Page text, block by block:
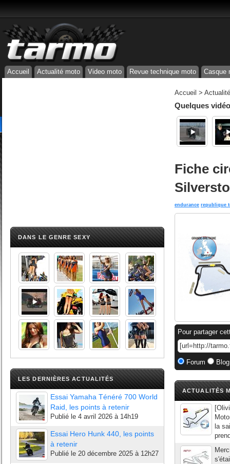
Accueil Actualité moto Video moto Revue technique moto Casque
DANS LE GENRE SEXY
LES DERNIÈRES ACTUALITÉS
Essai Yamaha Ténéré 700 World
Raid, les points à retenir
Publié le 4 avril 2026 à 14h19
Essai Hero Hunk 440, les points
à retenir
Publié le 20 décembre 2025 à 12h27
Accueil >
Quelques
Fiche
endurance republique
Pour partager
Forum
ACTUALITÉS
la